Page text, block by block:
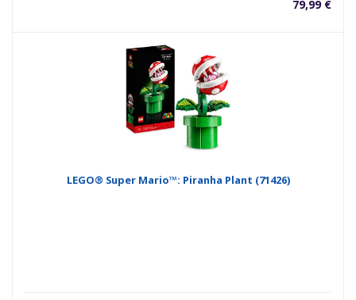
79,99 €
LEGO® Super Mario™: Piranha Plant (71426)